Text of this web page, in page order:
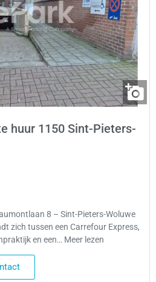
huur 1150 Sint-Pieters-
8 – Sint-Pieters-Woluwe
zich tussen een Carrefour Express,
en een… Meer lezen